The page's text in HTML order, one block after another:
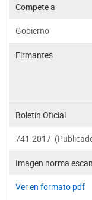
Compete a
Gobierno
Firmantes
Boletín Oficial
741-2017
Imagen norma
Ver en formato pdf